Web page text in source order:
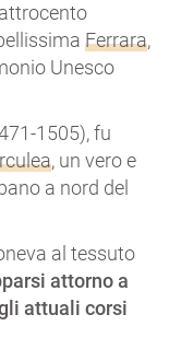
Ferrara,
Unesco
1505), fu
, un vero e
a nord del
al tessuto
attorno a
attuali corsi